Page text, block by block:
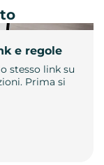
e regole
stesso link su
Prima si